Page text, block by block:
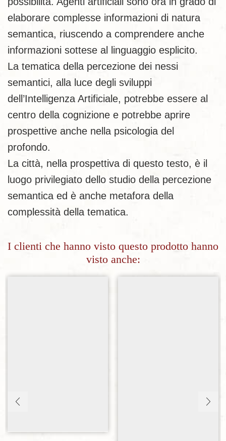
elaborare complesse informazioni di natura
semantica, riuscendo a comprendere anche
informazioni sottese al linguaggio esplicito.
La tematica della percezione dei nessi
semantici, alla luce degli sviluppi
dell’Intelligenza Artificiale, potrebbe essere al
centro della cognizione e potrebbe aprire
prospettive anche nella psicologia del
profondo.
La città, nella prospettiva di questo testo, è il
luogo privilegiato dello studio della percezione
semantica ed è anche metafora della
complessità della tematica.
I clienti che hanno visto questo prodotto hanno
visto anche: